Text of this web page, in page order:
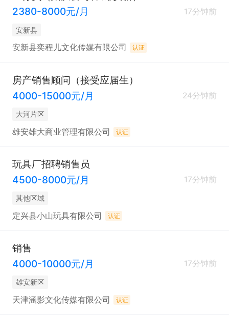
2380-8000元/月
17分钟前
安新县
安新县奕程儿文化传媒有限公司 认证
房产销售顾问（接受应届生）
4000-15000元/月
24分钟前
大河片区
雄安雄大商业管理有限公司 认证
玩具厂招聘销售员
4500-8000元/月
17分钟前
其他区域
定兴县小山玩具有限公司 认证
销售
4000-10000元/月
17分钟前
雄安新区
天津涵影文化传媒有限公司 认证